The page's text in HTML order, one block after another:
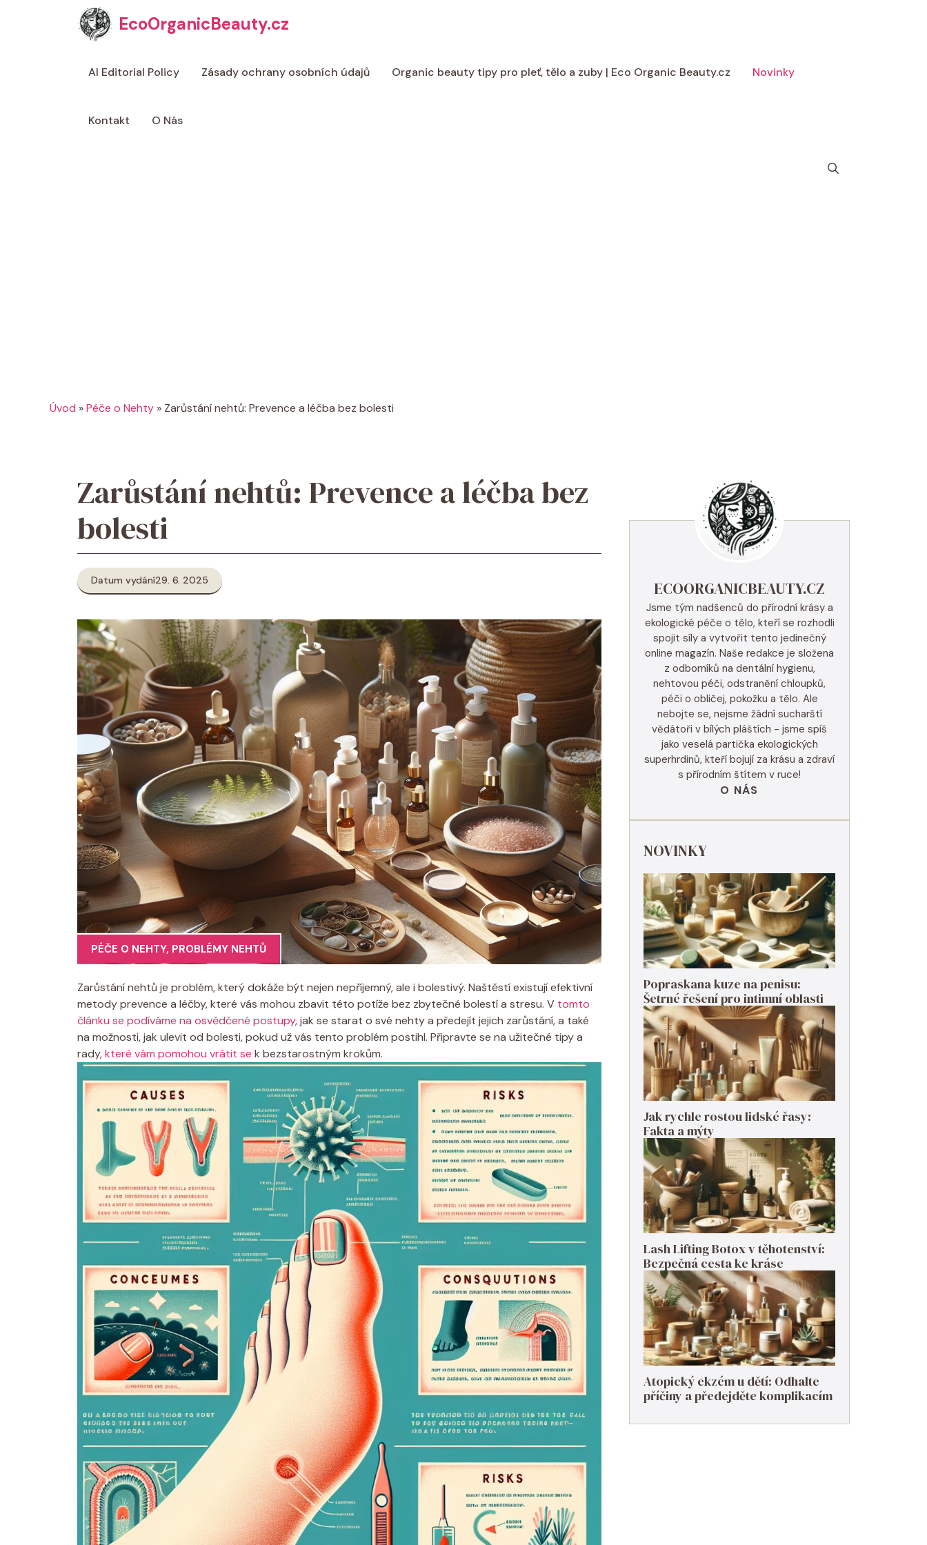
EcoOrganicBeauty.cz
AI Editorial Policy Zásady ochrany osobních údajů Organic beauty tipy pro pleť, tělo a zuby | Eco Organic Beauty.cz Novinky
Kontakt O Nás
Úvod »Péče o Nehty » Zarůstání nehtů: Prevence a léčba bez bolesti
Zarůstání nehtů: Prevence a léčba bez
bolesti
Datum vydání29. 6. 2025
PÉČE O NEHTY, PROBLÉMY NEHTŮ
Zarůstání nehtů je problém, který dokáže být nejen nepříjemný, ale i bolestivý. Naštěstí existují efektivní
metody prevence a léčby, které vás mohou zbavit této potíže bez zbytečné bolestí a stresu. V tomto
článku se podíváme na osvědčené postupy, jak se starat o své nehty a předejít jejich zarůstání, a také
na možnosti, jak ulevit od bolesti, pokud už vás tento problém postihl. Připravte se na užitečné tipy a
rady,které vám pomohou vrátit se k bezstarostným krokům.
ECOORGANICBEAUTY.CZ
Jsme tým nadšenců do přírodní krásy a
ekologické péče o tělo, kteří se rozhodli
spojit síly a vytvořit tento jedinečný
online magazín. Naše redakce je složena
z odborníků na dentální hygienu,
nehtovou péči, odstranění chloupků,
péči o obličej, pokožku a tělo. Ale
nebojte se, nejsme žádní sucharští
vědátoři v bílých pláštích - jsme spíš
jako veselá partička ekologických
superhrdinů, kteří bojují za krásu a zdraví
s přírodním štítem v ruce!
O NÁS
NOVINKY
Popraskana kuze na penisu:
Šetrné řešení pro intimní oblasti
Jak rychle rostou lidské řasy:
Fakta a mýty
Lash Lifting Botox v těhotenství:
Bezpečná cesta ke kráse
Atopický ekzém u dětí: Odhalte
příčiny a předejděte komplikacím